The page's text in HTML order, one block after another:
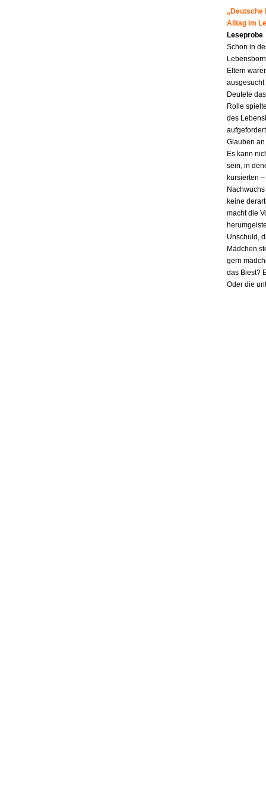
„Deutsche
Alltag im
Leseprobe
Schon in
Eltern
Deutete
Rolle
des
Glauben
Es kann
sein, in
kursierten
keine
macht die
Unschuld,
Mädchen
gern
das Biest?
Oder die